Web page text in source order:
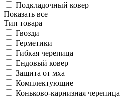
Подкладочный ковер
Показать все
Тип товара
Гвозди
Герметики
Гибкая черепица
Ендовый ковер
Защита от мха
Комплектующие
Коньково-карнизная черепица